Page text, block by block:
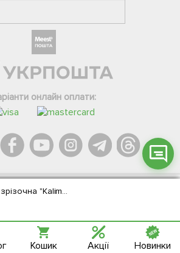
Хризантема кущова зрізочна "Kalimera Pink"
онлайн оплати:
© 2013-2026. Всі права захищені
Інстаграм
Онлайн чат
Кошик Акції Новинки